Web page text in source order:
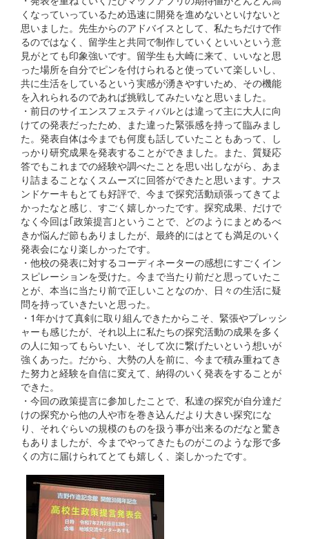
くなっていっているため迅速に開発を進めないといけないと
思いました。先生からのアドバイスとして、私たちだけで作
るのではなく、留学生と共同で制作していくといいという意
見がとても印象強いです。留学生も大崎に来て、いいなと思
った場所を自分でピンを付けられると使っていて楽しいし、
共に生活をしているという実感が湧きやすいため、その機能
を入れられるのであれば挑戦してみたいなと思いました。
・前日のサイエンスフェスティバルとは違って主に大人に向
けての発表だったため、また違った緊張感を持って臨みまし
た。発表自体は今までも何度も話していたこともあって、し
っかり研究成果を発表することができました。また、質疑応
答でもこれまでの経験や調べたことを思い出しながら、あま
り詰まることなくスムーズに回答ができたと思います。ナス
ンドケーキもとても好評で、今まで探究活動頑張ってきてよ
かったなと感じ、すごく嬉しかったです。探究成果、だけで
なく今回は｢政策提言｣ということで、どのようにまとめるべ
きか悩んだ節もありましたが、最終的にはとても満足のいく
発表会になり楽しかったです。
・他校の発表に対するコーディネーターの感想にすごくイン
スピレーションを受けた。今まで当たり前だと思っていたこ
とが、本当に当たり前で正しいことなのか、日々の生活に疑
問を持っていきたいと思った。
・1年かけて真剣に取り組んできたからこそ、緊張やプレッシ
ャーも感じたが、それ以上に私たちの探究活動の成果を多く
の人に知ってもらいたい、そして次に繋げたいという想いが
強くあった。だから、大勢の人を前に、今まで積み重ねてき
た努力と経験を自信に変えて、納得のいく発表をすることが
できた。
・今回の政策提言に参加したことで、私達の探究が自分達だ
けの探究から他の人や市を巻き込んだより大きい探究にな
り、それぐらいの規模のものを扱う事が出来るのだなと驚き
もありましたが、今までやってきたものがこのような形で多
くの方に届けられてとても嬉しく、楽しかったです。